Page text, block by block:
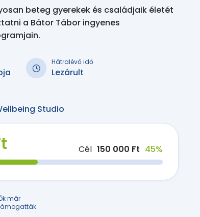
beteg gyerekek és családjaik életét
a Bátor Tábor ingyenes
Hátralévő idő
Lezárult
Studio
Cél 150 000 Ft 45%
már